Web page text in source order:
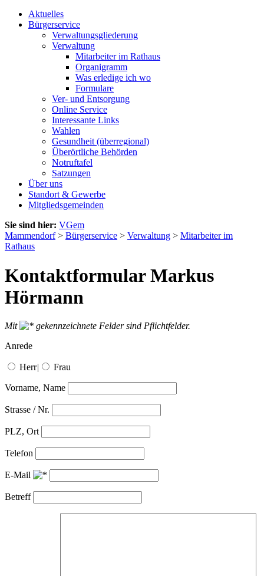
Aktuelles
Bürgerservice
Verwaltungsgliederung
Verwaltung
Mitarbeiter im Rathaus
Organigramm
Was erledige ich wo
Formulare
Ver- und Entsorgung
Online Service
Interessante Links
Wahlen
Gesundheit (überregional)
Überörtliche Behörden
Notruftafel
Satzungen
Über uns
Standort & Gewerbe
Mitgliedsgemeinden
Sie sind hier: VGem
Mammendorf> Bürgerservice > Verwaltung > Mitarbeiter im
Rathaus
Kontaktformular Markus
Hörmann
Mit
gekennzeichnete Felder sind Pflichtfelder.
Anrede
Herr| Frau
Vorname, Name
Strasse / Nr.
PLZ, Ort
Telefon
E-Mail
Betreff